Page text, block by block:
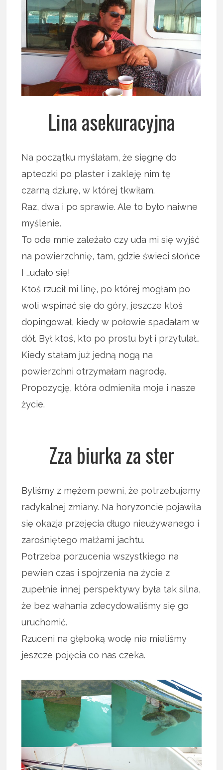
Lina asekuracyjna
Na początku myślałam, że sięgnę do
apteczki po plaster i zakleję nim tę
czarną dziurę, w której tkwiłam.
Raz, dwa i po sprawie. Ale to było naiwne
myślenie.
To ode mnie zależało czy uda mi się wyjść
na powierzchnię, tam, gdzie świeci słońce
I …udało się!
Ktoś rzucił mi linę, po której mogłam po
woli wspinać się do góry, jeszcze ktoś
dopingował, kiedy w połowie spadałam w
dół. Był ktoś, kto po prostu był i przytulał…
Kiedy stałam już jedną nogą na
powierzchni otrzymałam nagrodę.
Propozycję, która odmieniła moje i nasze
życie.
Zza biurka za ster
Byliśmy z mężem pewni, że potrzebujemy
radykalnej zmiany. Na horyzoncie pojawiła
się okazja przejęcia długo nieużywanego i
zarośniętego małżami jachtu.
Potrzeba porzucenia wszystkiego na
pewien czas i spojrzenia na życie z
zupełnie innej perspektywy była tak silna,
że bez wahania zdecydowaliśmy się go
uruchomić.
Rzuceni na głęboką wodę nie mieliśmy
jeszcze pojęcia co nas czeka.